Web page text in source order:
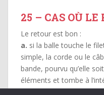
25 – CAS OÙ LE
Le retour est bon :
a. si la balle touche le
simple, la corde ou le
bande, pourvu qu’elle
éléments et tombe à